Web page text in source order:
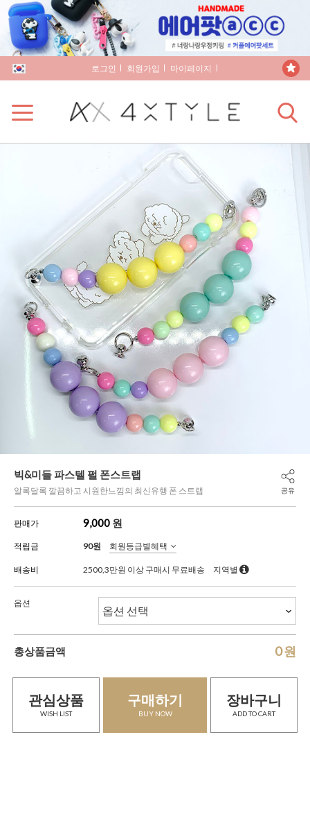
로그인 회원가입 마이페이지
빅&미들 파스텔 펄 폰스트랩
알록달록 깔끔하고 시원한느낌의 최신유행 폰 스트랩 공유
판매가 9,000 원
적립금 90원 회원등급별혜택
배송비 2500,3만원 이상 구매시 무료배송 지역별
옵션
총상품금액 0원
관심상품
WISH LIST
구매하기
BUY NOW
장바구니
ADD TO CART